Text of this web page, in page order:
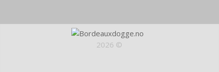
2026 ©